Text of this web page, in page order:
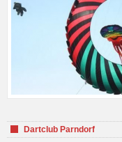
Dartclub Parndorf